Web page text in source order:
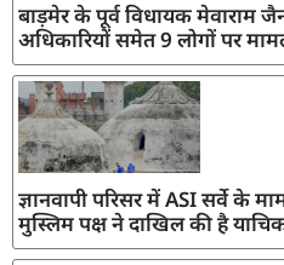
बाड़मेर के पूर्व विधायक मेवाराम
अधिकारियों समेत 9 लोगों पर
ज्ञानवापी परिसर में ASI सर्वे के
मुस्लिम पक्ष ने दाखिल की है